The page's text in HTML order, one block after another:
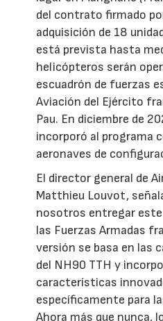
del contrato firmado
adquisición de 18
está prevista hasta
helicópteros serán
escuadrón de fuerzas
Aviación del Ejército
Pau. En diciembre de
incorporó al programa
aeronaves de
El director general de
Matthieu Louvot,
nosotros entregar
las Fuerzas Armadas
versión se basa en las
del NH90 TTH y
características
específicamente para
Ahora más que nunca,